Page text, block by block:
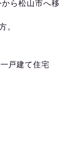
ら松山市へ移
。
戸建て住宅